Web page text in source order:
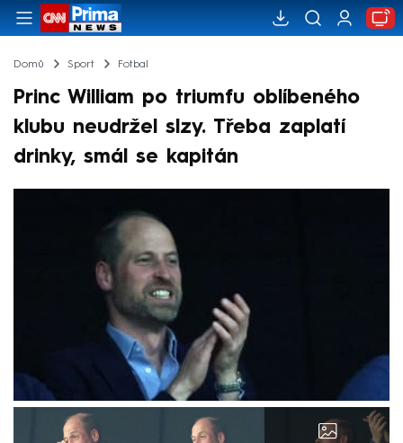
Domů Sport Fotbal
Princ William po triumfu oblíbeného
klubu neudržel slzy. Třeba zaplatí
drinky, smál se kapitán